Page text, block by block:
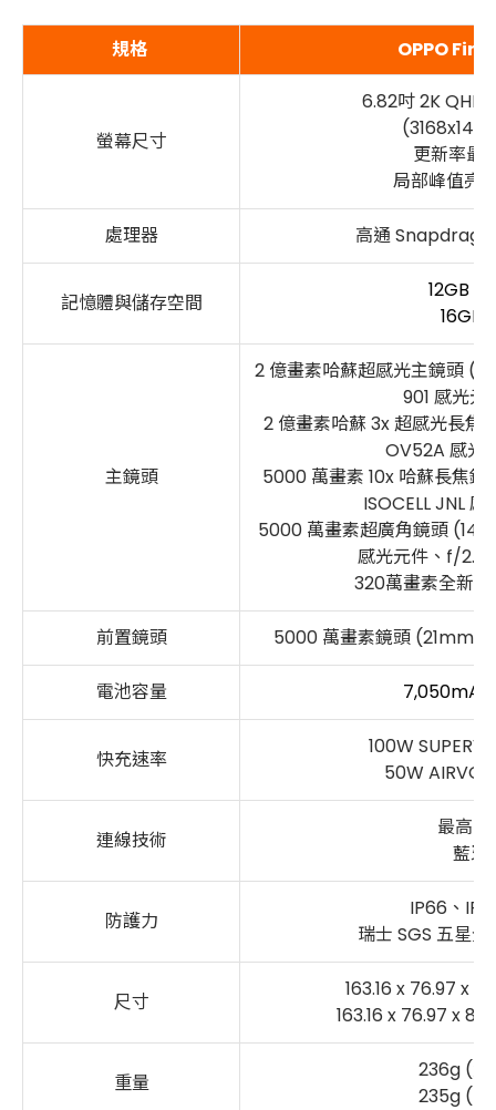
規格 OPPO
螢幕尺寸
6.82吋 2K
更新率最
局部峰值亮
處理器 高通
記憶體與儲存空間
12GB +
16GB
主鏡頭
2 億畫素哈蘇超感光主鏡頭
901 感光
2 億畫素哈蘇 3x 超感光長焦
OV52A 感光
5000 萬畫素 10x 哈蘇長焦
ISOCELL JNL
5000 萬畫素超廣角鏡頭
感光元件、f/2.0
320萬畫素全新
前置鏡頭 5000 萬畫素鏡頭 (21mm
電池容量 7,050mAh
快充速率
100W
50W
連線技術
最高
藍牙
防護力
IP66、
瑞士 SGS 五星
尺寸
163.16 x 76.97 x
163.16 x 76.97 x
重量
236g (大
235g (